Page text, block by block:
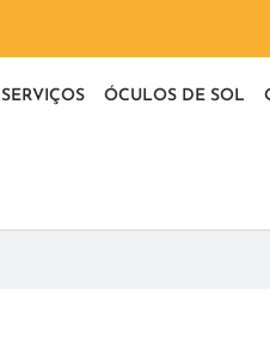
SERVIÇOS ÓCULOS DE SOL